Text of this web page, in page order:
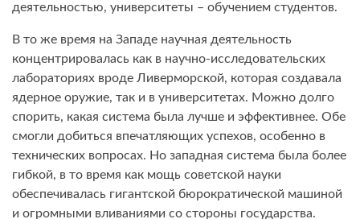
деятельностью, университеты – обучением студентов.
В то же время на Западе научная деятельность
концентрировалась как в научно-исследовательских
лабораториях вроде Ливерморской, которая создавала
ядерное оружие, так и в университетах. Можно долго
спорить, какая система была лучше и эффективнее. Обе
смогли добиться впечатляющих успехов, особенно в
технических вопросах. Но западная система была более
гибкой, в то время как мощь советской науки
обеспечивалась гигантской бюрократиче­ской машиной
и огромными вливаниями со стороны государства.